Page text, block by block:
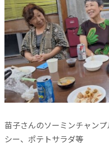
苗子さんのソーミンチャン
シー、ポテトサラダ等